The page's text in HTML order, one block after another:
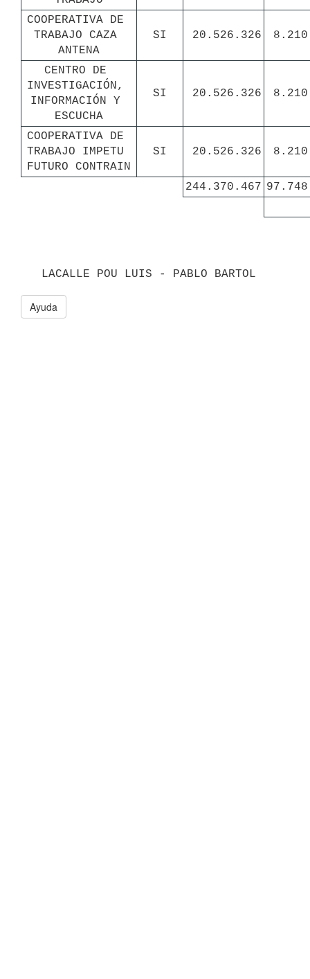
COOPERATIVA DE
TRABAJO CAZA
ANTENA
SI 20.526.326
CENTRO DE
INVESTIGACIÓN,
INFORMACIÓN Y
ESCUCHA
SI 20.526.326
COOPERATIVA DE
TRABAJO IMPETU
FUTURO CONTRAIN
SI 20.526.326
244.370.467
   LACALLE POU LUIS - PABLO BARTOL
Ayuda